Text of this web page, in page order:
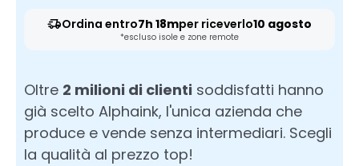
Ordina entro7h 18mper riceverlo10 agosto
*escluso isole e zone remote
Oltre 2 milioni di clienti soddisfatti hanno
già scelto Alphaink, l'unica azienda che
produce e vende senza intermediari. Scegli
la qualità al prezzo top!